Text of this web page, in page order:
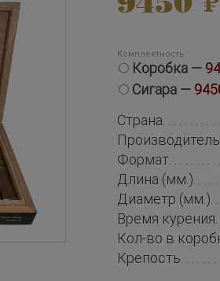
Комплектность
Коробка —
Сигара —
Страна
Производитель
Формат
Длина (мм.)
Диаметр (мм.)
Время курения
Кол-во в
Крепость